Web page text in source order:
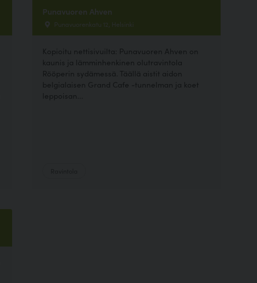
Punavuoren Ahven
Punavuorenkatu 12, Helsinki
Kopioitu nettisivuilta: Punavuoren Ahven on
kaunis ja lämminhenkinen olutravintola
Rööperin sydämessä. Täällä aistit aidon
belgialaisen Grand Cafe -tunnelman ja koet
leppoisan...